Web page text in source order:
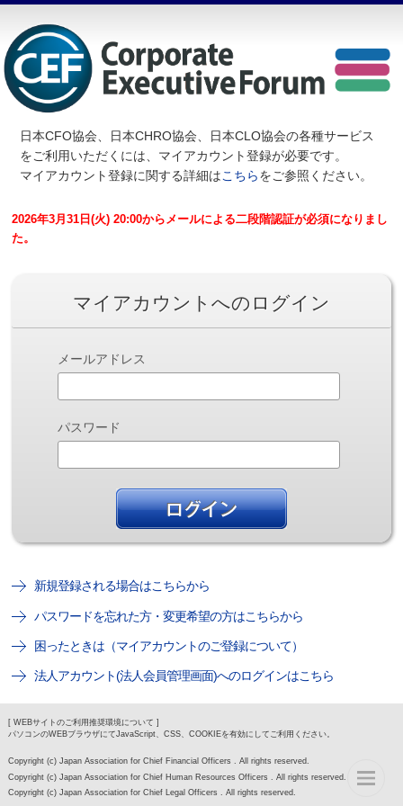
日本CFO協会、日本CHRO協会、日本CLO協会の各種サービス
をご利用いただくには、マイアカウント登録が必要です。
マイアカウント登録に関する詳細はこちらをご参照ください。
2026年3月31日(火) 20:00からメールによる二段階認証が必須になりまし
た。
マイアカウントへのログイン
メールアドレス
パスワード
新規登録される場合はこちらから
パスワードを忘れた方・変更希望の方はこちらから
困ったときは（マイアカウントのご登録について）
法人アカウント(法人会員管理画面)へのログインはこちら
[ WEBサイトのご利用推奨環境について ]
パソコンのWEBブラウザにてJavaScript、CSS、COOKIEを有効にしてご利用ください。
Copyright (c) Japan Association for Chief Financial Officers . All rights reserved.
Copyright (c) Japan Association for Chief Human Resources Officers . All rights reserved.
Copyright (c) Japan Association for Chief Legal Officers . All rights reserved.